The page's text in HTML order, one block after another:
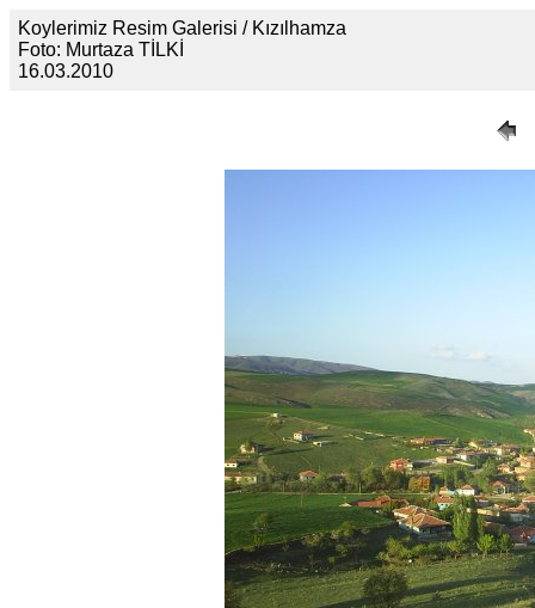
Koylerimiz Resim Galerisi / Kızılhamza
Foto: Murtaza TİLKİ
16.03.2010